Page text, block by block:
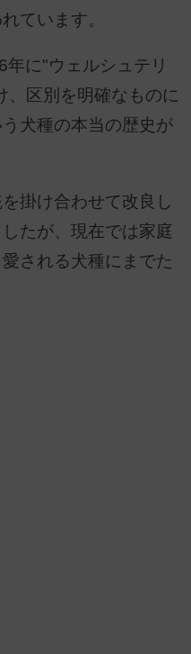
ています。
に"ウェルシュテリ
、区別を明確なものに
犬種の本当の歴史が
掛け合わせて改良し
たが、現在では家庭
される犬種にまでた